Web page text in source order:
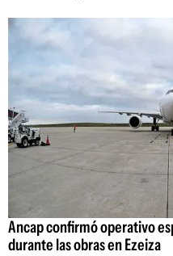
Ancap confirmó operativo
durante las obras en Ezeiza